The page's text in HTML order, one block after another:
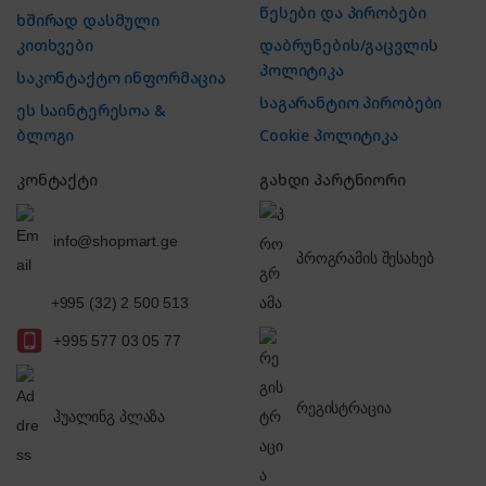
ხშირად დასმული
კითხვები
საკონტაქტო ინფორმაცია
ეს საინტერესოა &
ბლოგი
წესები და პირობები
დაბრუნების/გაცვლის
პოლიტიკა
საგარანტიო პირობები
Cookie პოლიტიკა
კონტაქტი
info@shopmart.ge
+995 (32) 2 500 513
+995 577 03 05 77
ჰუალინგ პლაზა
გახდი პარტნიორი
პროგრამის შესახებ
რეგისტრაცია